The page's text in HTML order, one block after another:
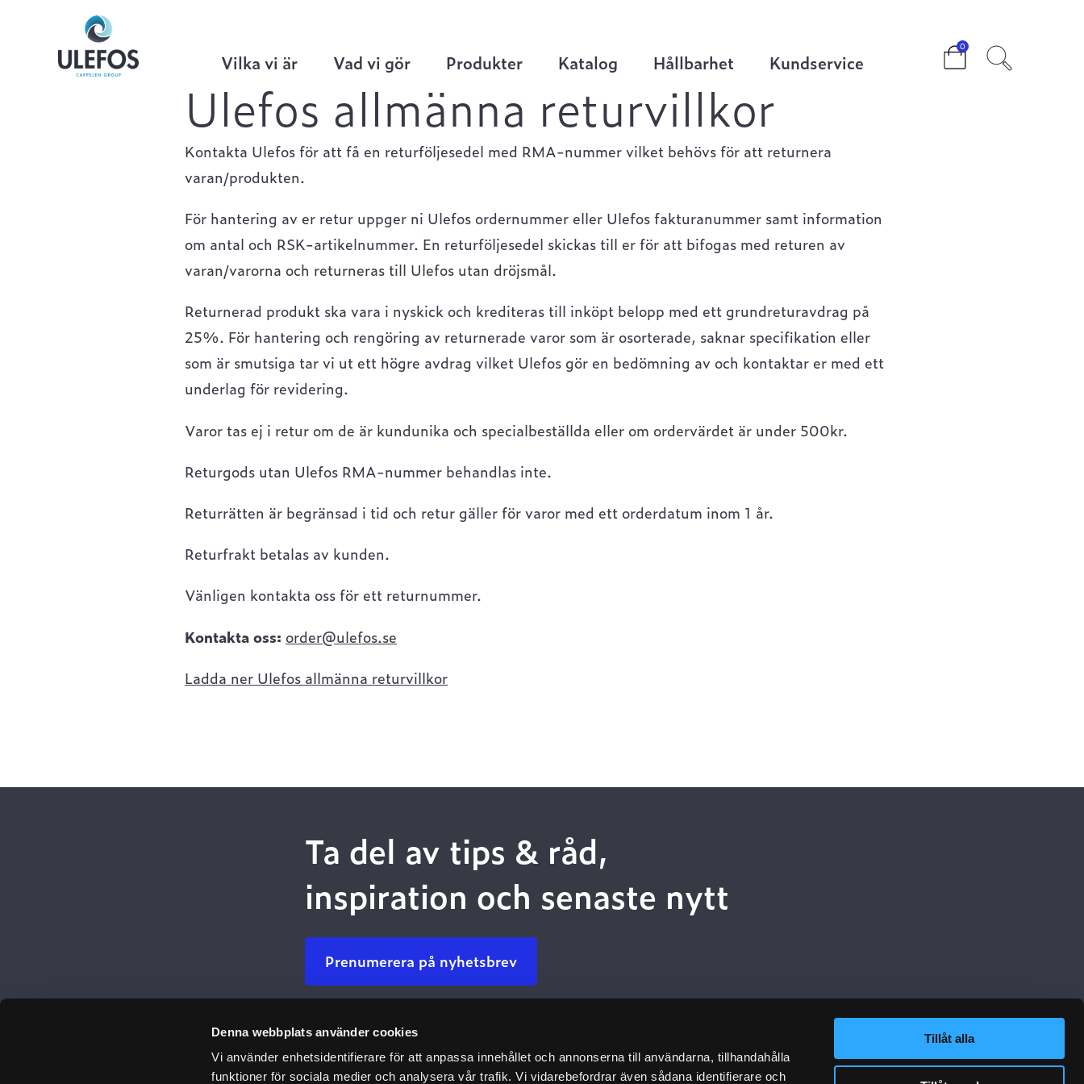
Denna webbplats använder cookies
Vi använder enhetsidentifierare för att anpassa innehållet och annonserna till användarna, tillhandahålla
funktioner för sociala medier och analysera vår trafik. Vi vidarebefordrar även sådana identifierare och
Tillåt alla
0
Vilka vi är Vad vi gör Produkter Katalog Hållbarhet Kundservice
Ulefos>
Ulefos allmänna returvillkor
Kontakta Ulefos för att få en returföljesedel med RMA-nummer vilket behövs för att returnera
varan/produkten.
För hantering av er retur uppger ni Ulefos ordernummer eller Ulefos fakturanummer samt information
om antal och RSK-artikelnummer. En returföljesedel skickas till er för att bifogas med returen av
varan/varorna och returneras till Ulefos utan dröjsmål.
Returnerad produkt ska vara i nyskick och krediteras till inköpt belopp med ett grundreturavdrag på
25%. För hantering och rengöring av returnerade varor som är osorterade, saknar specifikation eller
som är smutsiga tar vi ut ett högre avdrag vilket Ulefos gör en bedömning av och kontaktar er med ett
underlag för revidering.
Varor tas ej i retur om de är kundunika och specialbeställda eller om ordervärdet är under 500kr.
Returgods utan Ulefos RMA-nummer behandlas inte.
Returrätten är begränsad i tid och retur gäller för varor med ett orderdatum inom 1 år.
Returfrakt betalas av kunden.
Vänligen kontakta oss för ett returnummer.
Kontakta oss: order@ulefos.se
Ladda ner Ulefos allmänna returvillkor
Ta del av tips & råd,
inspiration och senaste nytt
Prenumerera på nyhetsbrev
Ulefos
Om oss Kontakta Oss Dokumentation